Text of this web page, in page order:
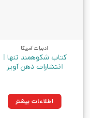
ادبیات آمریکا
کتاب شکوهمند تنها |
انتشارات ذهن آویز
اطلاعات بیشتر